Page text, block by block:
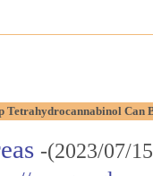
Tetrahydrocannabinol Can
-(2023/07/